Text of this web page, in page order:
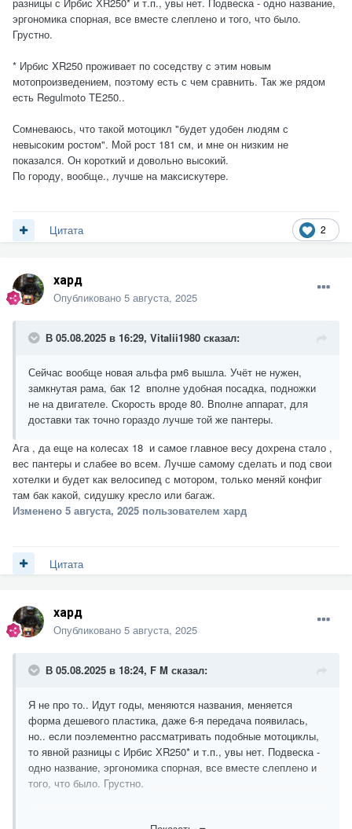
эргономика спорная, все вместе слеплено и того, что было.
Грустно.
* Ирбис XR250 проживает по соседству с этим новым
мотопроизведением, поэтому есть с чем сравнить. Так же рядом
есть Regulmoto TE250..
Сомневаюсь, что такой мотоцикл "будет удобен людям с
невысоким ростом". Мой рост 181 см, и мне он низким не
показался. Он короткий и довольно высокий.
По городу, вообще., лучше на максискутере.
2
Цитата
хард
Опубликовано 5 августа, 2025
В 05.08.2025 в 16:29, Vitalii1980 сказал:
Сейчас вообще новая альфа рм6 вышла. Учёт не нужен,
замкнутая рама, бак 12 вполне удобная посадка, подножки
не на двигателе. Скорость вроде 80. Вполне аппарат, для
доставки так точно гораздо лучше той же пантеры.
Ага , да еще на колесах 18 и самое главное весу дохрена стало ,
вес пантеры и слабее во всем. Лучше самому сделать и под свои
хотелки и будет как велосипед с мотором, только меняй конфиг
там бак какой, сидушку кресло или багаж.
Изменено 5 августа, 2025 пользователем хард
Цитата
хард
Опубликовано 5 августа, 2025
В 05.08.2025 в 18:24, F M сказал:
Я не про то.. Идут годы, меняются названия, меняется
форма дешевого пластика, даже 6-я передача появилась,
но.. если поэлементно рассматривать подобные мотоциклы,
то явной разницы с Ирбис ХR250* и т.п., увы нет. Подвеска -
одно название, эргономика спорная, все вместе слеплено и
того, что было. Грустно.